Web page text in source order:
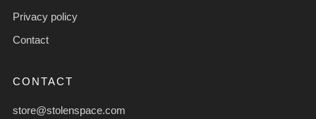
Privacy policy
Contact
CONTACT
store@stolenspace.com